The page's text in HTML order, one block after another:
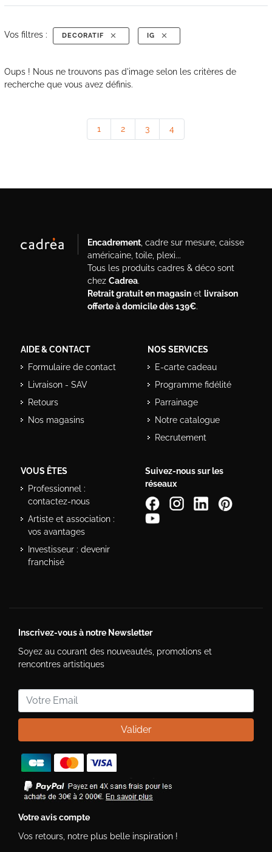
Vos filtres : DECORATIF IG
Oups ! Nous ne trouvons pas d'image selon les critères de
recherche que vous avez définis.
1 2 3 4
Encadrement, cadre sur mesure, caisse
américaine, toile, plexi...
Tous les produits cadres & déco sont
chez Cadrea.
Retrait gratuit en magasinet livraison
offerte à domicile dès 139€.
AIDE & CONTACT
Formulaire de contact
Livraison - SAV
Retours
Nos magasins
NOS SERVICES
E-carte cadeau
Programme fidélité
Parrainage
Notre catalogue
Recrutement
VOUS ÊTES
Professionnel :
contactez-nous
Artiste et association :
vos avantages
Investisseur : devenir
franchisé
Suivez-nous sur les
réseaux
Inscrivez-vous à notre Newsletter
Soyez au courant des nouveautés, promotions et
rencontres artistiques
Valider
Votre avis compte
Vos retours, notre plus belle inspiration !